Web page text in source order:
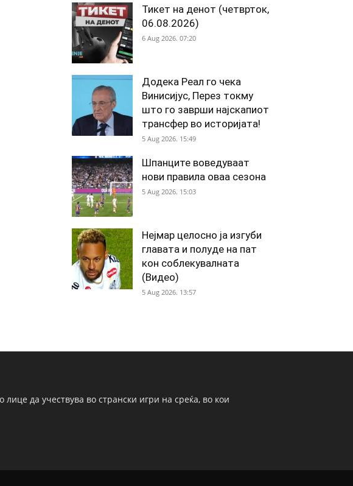
Тикет на денот (четврток,
06.08.2026)
6 Aug 2026. 07:20
Додека Реал го чека
Винисијус, Перез токму
што го заврши најскапиот
трансфер во историјата!
5 Aug 2026. 15:49
Шпанците воведуваат
нови правила оваа сезона
5 Aug 2026. 15:03
Нејмар целосно ја изгуби
главата и полуде на пат
кон соблекувалната
(Видео)
5 Aug 2026. 13:57
да учествува во странски игри на среќа, во кои